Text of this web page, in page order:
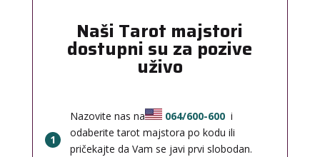
Naši Tarot majstori
dostupni su za pozive
uživo
1
Nazovite nas na 064/600-600 i
odaberite tarot majstora po kodu ili
pričekajte da Vam se javi prvi slobodan.